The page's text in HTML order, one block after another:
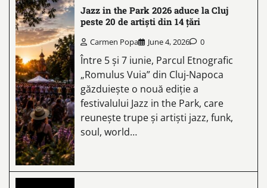
Jazz in the Park 2026 aduce la Cluj
peste 20 de artiști din 14 țări
Carmen Popa June 4, 2026 0
Între 5 și 7 iunie, Parcul Etnografic
„Romulus Vuia” din Cluj-Napoca
găzduiește o nouă ediție a
festivalului Jazz in the Park, care
reunește trupe și artiști jazz, funk,
soul, world…